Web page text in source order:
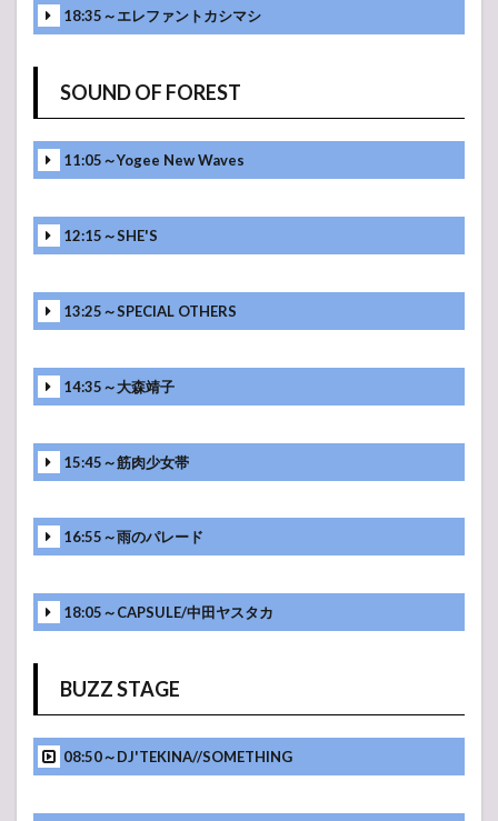
18:35～エレファントカシマシ
SOUND OF FOREST
11:05～Yogee New Waves
12:15～SHE'S
13:25～SPECIAL OTHERS
14:35～大森靖子
15:45～筋肉少女帯
16:55～雨のパレード
18:05～CAPSULE/中田ヤスタカ
BUZZ STAGE
08:50～DJ'TEKINA//SOMETHING